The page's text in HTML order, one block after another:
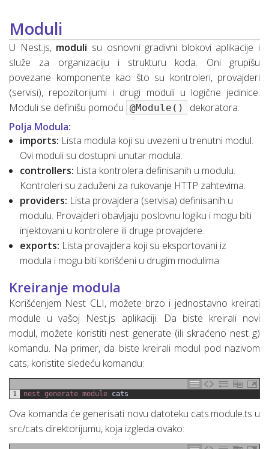
Moduli
U Nest.js, moduli su osnovni gradivni blokovi aplikacije i
služe za organizaciju i strukturu koda. Oni grupišu
povezane komponente kao što su kontroleri, provajderi
(servisi), repozitorijumi i drugi moduli u logične jedinice.
Moduli se definišu pomoću @Module()
dekoratora.
Polja Modula:
imports: Lista modula koji su uvezeni u trenutni modul.
Ovi moduli su dostupni unutar modula.
controllers: Lista kontrolera definisanih u modulu.
Kontroleri su zaduženi za rukovanje HTTP zahtevima.
providers: Lista provajdera (servisa) definisanih u
modulu. Provajderi obavljaju poslovnu logiku i mogu biti
injektovani u kontrolere ili druge provajdere.
exports: Lista provajdera koji su eksportovani iz
modula i mogu biti korišćeni u drugim modulima.
Kreiranje modula
Korišćenjem Nest CLI, možete brzo i jednostavno kreirati
module u vašoj Nest.js aplikaciji. Da biste kreirali novi
modul, možete koristiti nest generate (ili skraćeno nest g)
komandu. Na primer, da biste kreirali modul pod nazivom
cats, koristite sledeću komandu:
1 nest generate module cats
Ova komanda će generisati novu datoteku cats.module.ts u
src/cats direktorijumu, koja izgleda ovako: